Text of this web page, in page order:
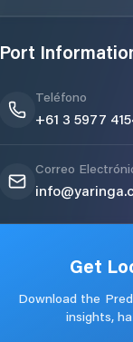
Port
Teléfono
+61 3 5977
Correo
Get
Download the
insights,